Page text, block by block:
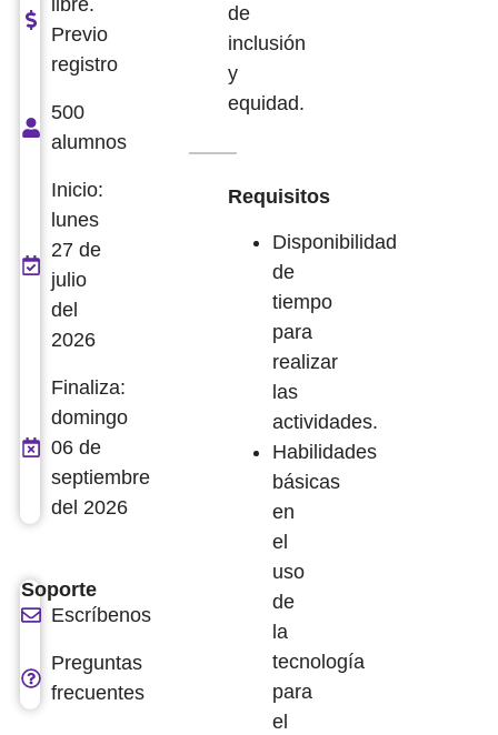
de
inclusión
y
equidad.
Requisitos
Disponibilidad
de
tiempo
para
realizar
las
actividades.
Habilidades
básicas
en
el
uso
de
la
tecnología
para
el
Previo
registro
500
alumnos
Inicio:
lunes
27 de
julio
del
2026
Finaliza:
domingo
06 de
septiembre
del 2026
Soporte
Escríbenos
Preguntas
frecuentes